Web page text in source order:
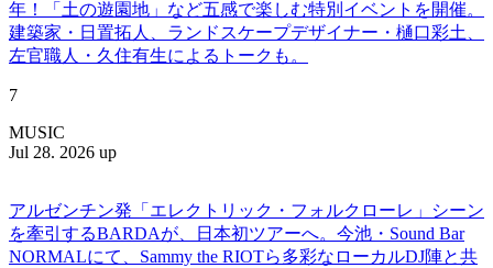
年！「土の遊園地」など五感で楽しむ特別イベントを開催。
建築家・日置拓人、ランドスケープデザイナー・樋口彩土、
左官職人・久住有生によるトークも。
7
MUSIC
Jul 28. 2026 up
アルゼンチン発「エレクトリック・フォルクローレ」シーン
を牽引するBARDAが、日本初ツアーへ。今池・Sound Bar
NORMALにて、Sammy the RIOTら多彩なローカルDJ陣と共